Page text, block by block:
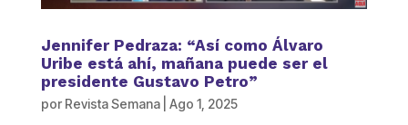
Jennifer Pedraza: “Así como Álvaro
Uribe está ahí, mañana puede ser el
presidente Gustavo Petro”
por Revista Semana| Ago 1, 2025